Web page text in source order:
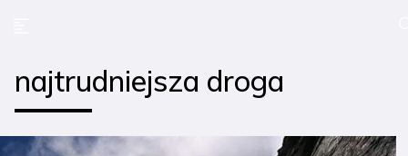
najtrudniejsza droga